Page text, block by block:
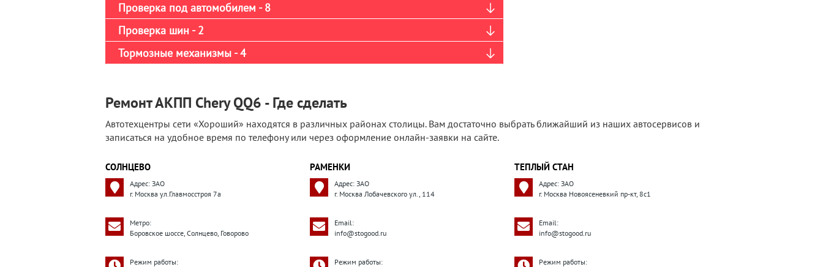
Проверка под автомобилем - 8
Проверка шин - 2
Тормозные механизмы - 4
Ремонт АКПП Chery QQ6 - Где сделать
Автотехцентры сети «Хороший» находятся в различных районах столицы. Вам достаточно выбрать ближайший из наших автосервисов и
записаться на удобное время по телефону или через оформление онлайн-заявки на сайте.
СОЛНЦЕВО
Адрес: ЗАО
г. Москва ул.Главмосстроя 7а
Метро:
Боровское шоссе, Солнцево, Говорово
Режим работы:
РАМЕНКИ
Адрес: ЗАО
г. Москва Лобачевского ул., 114
Email:
info@stogood.ru
Режим работы:
ТЕПЛЫЙ СТАН
Адрес: ЗАО
г. Москва Новоясеневкий пр-кт, 8с1
Email:
info@stogood.ru
Режим работы: